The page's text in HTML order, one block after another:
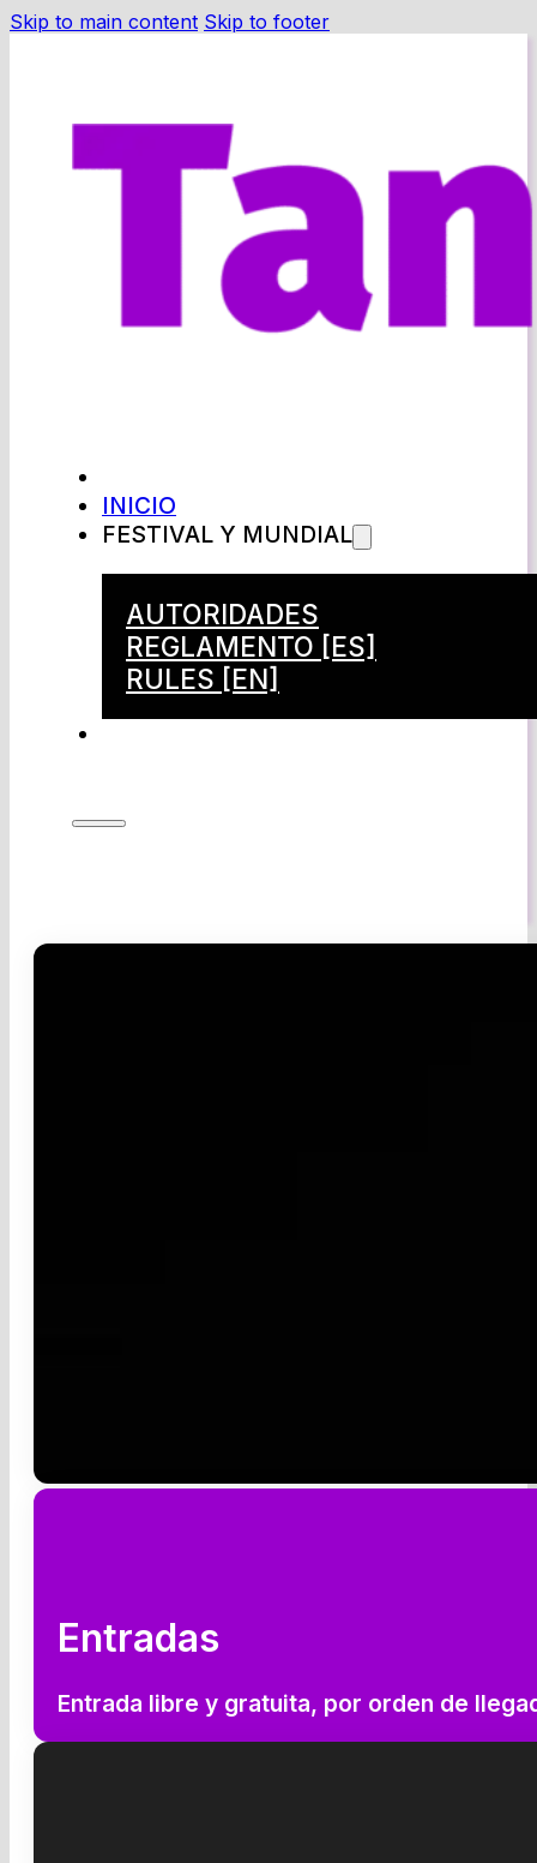
Skip to main content Skip to footer
INICIO
FESTIVAL Y MUNDIAL
AUTORIDADES
REGLAMENTO [ES]
RULES [EN]
Entradas
Entrada libre y gratuita, por orden de